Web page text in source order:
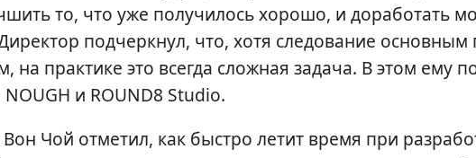
то, что уже получилось хорошо, и доработать
подчеркнул, что, хотя следование
на практике это всегда сложная задача. В этом ему
и ROUND8 Studio.
Чой отметил, как быстро летит время при